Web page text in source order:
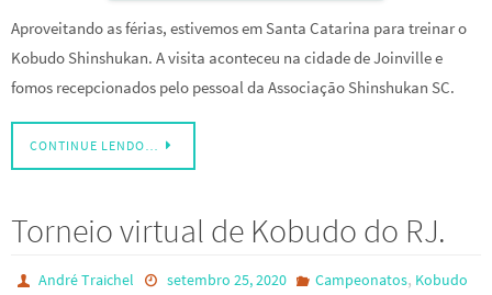
Aproveitando as férias, estivemos em Santa Catarina para treinar o
Kobudo Shinshukan. A visita aconteceu na cidade de Joinville e
fomos recepcionados pelo pessoal da Associação Shinshukan SC.
CONTINUE LENDO…
Torneio virtual de Kobudo do RJ.
André Traichel setembro 25, 2020 Campeonatos, Kobudo